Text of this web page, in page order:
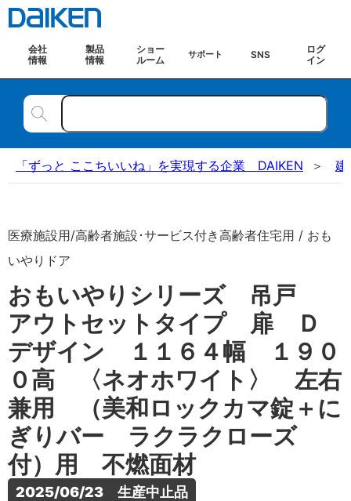
会社
情報
製品
情報
ショー
ルーム
サポート SNS
ログ
イン
「ずっと ここちいいね」を実現する企業 DAIKEN 建
医療施設用/高齢者施設･サービス付き高齢者住宅用 / おも
いやりドア
おもいやりシリーズ 吊戸
アウトセットタイプ 扉 Ｄ
デザイン １１６４幅 １９０
０高 〈ネオホワイト〉 左右
兼用 （美和ロックカマ錠＋に
ぎりバー ラクラクローズ
付）用 不燃面材
2025/06/23　生産中止品